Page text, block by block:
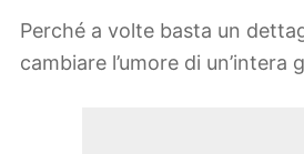
Perché a volte basta un
cambiare l’umore di un’intera